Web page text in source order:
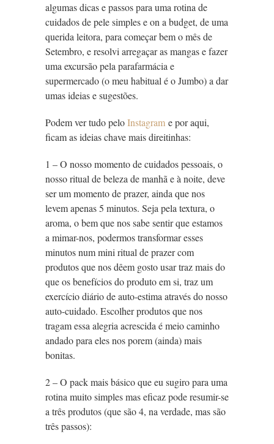
algumas dicas e passos para uma rotina de
cuidados de pele simples e on a budget, de uma
querida leitora, para começar bem o mês de
Setembro, e resolvi arregaçar as mangas e fazer
uma excursão pela parafarmácia e
supermercado (o meu habitual é o Jumbo) a dar
umas ideias e sugestões.
Podem ver tudo peloInstagram e por aqui,
ficam as ideias chave mais direitinhas:
1 – O nosso momento de cuidados pessoais, o
nosso ritual de beleza de manhã e à noite, deve
ser um momento de prazer, ainda que nos
levem apenas 5 minutos. Seja pela textura, o
aroma, o bem que nos sabe sentir que estamos
a mimar-nos, podermos transformar esses
minutos num mini ritual de prazer com
produtos que nos dêem gosto usar traz mais do
que os benefícios do produto em si, traz um
exercício diário de auto-estima através do nosso
auto-cuidado. Escolher produtos que nos
tragam essa alegria acrescida é meio caminho
andado para eles nos porem (ainda) mais
bonitas.
2 – O pack mais básico que eu sugiro para uma
rotina muito simples mas eficaz pode resumir-se
a três produtos (que são 4, na verdade, mas são
três passos):